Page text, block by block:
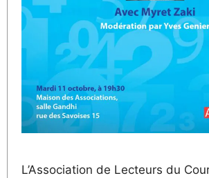
L’Association de Lecteurs du